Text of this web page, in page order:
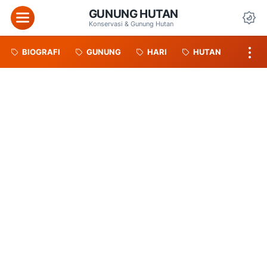
Menu GUNUNG HUTAN
Konservasi & Gunung Hutan
BIOGRAFI GUNUNG HARI HUTAN